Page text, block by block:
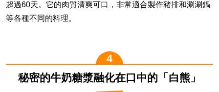
超過60天。它的肉質清爽可口，非常適合製作豬排和涮涮鍋
等各種不同的料理。
秘密的牛奶糖漿融化在口中的「白熊」